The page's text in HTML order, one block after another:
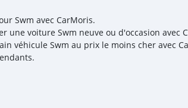
Swm avec CarMoris.
une voiture Swm neuve ou d'occasion avec
véhicule Swm au prix le moins cher avec